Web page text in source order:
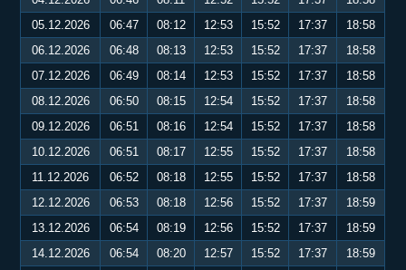
05.12.2026
06:47 08:12 12:53 15:52 17:37
18:58
06.12.2026
06:48 08:13 12:53 15:52 17:37
18:58
07.12.2026
06:49 08:14 12:53 15:52 17:37
18:58
08.12.2026
06:50 08:15 12:54 15:52 17:37
18:58
09.12.2026
06:51 08:16 12:54 15:52 17:37
18:58
10.12.2026
06:51 08:17 12:55 15:52 17:37
18:58
11.12.2026
06:52 08:18 12:55 15:52 17:37
18:58
12.12.2026
06:53 08:18 12:56 15:52 17:37
18:59
13.12.2026
06:54 08:19 12:56 15:52 17:37
18:59
14.12.2026
06:54 08:20 12:57 15:52 17:37
18:59